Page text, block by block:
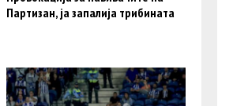
Партизан, ја запалија трибината